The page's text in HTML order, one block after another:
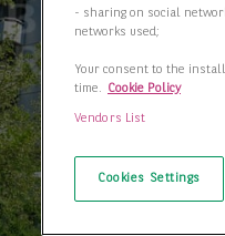
- sharing on social
networks used;
Your consent to the
time. Cookie Policy
Vendors List
Cookies Settings